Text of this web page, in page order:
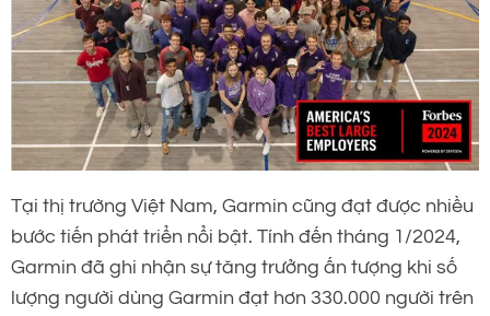
Tại thị trường Việt Nam, Garmin cũng đạt được nhiều
bước tiến phát triển nổi bật. Tính đến tháng 1/2024,
Garmin đã ghi nhận sự tăng trưởng ấn tượng khi số
lượng người dùng Garmin đạt hơn 330.000 người trên